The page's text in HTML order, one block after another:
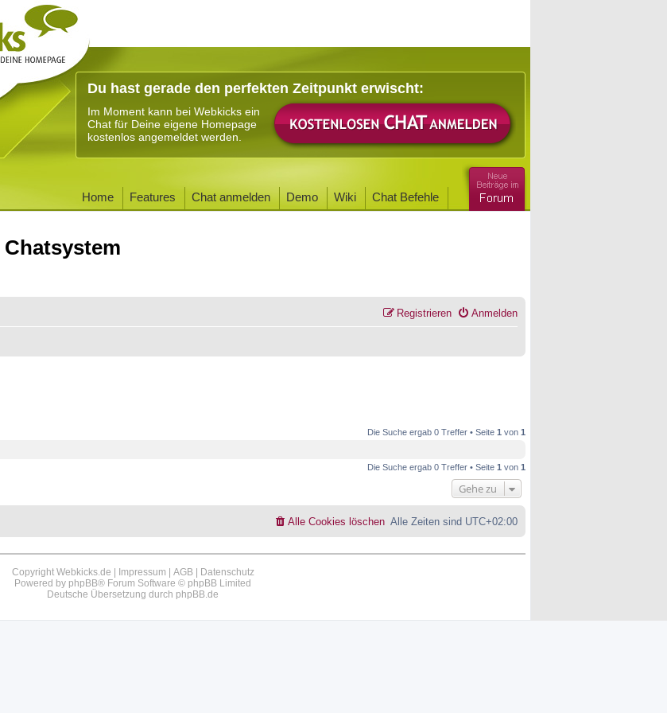
Du hast gerade den perfekten Zeitpunkt erwischt:
Im Moment kann bei Webkicks ein
Chat für Deine eigene Homepage
kostenlos angemeldet werden.
Home Features Chat anmelden Demo Wiki Chat Befehle
Chatsystem
Anmelden
Registrieren
Die Suche ergab 0 Treffer • Seite 1 von 1
Die Suche ergab 0 Treffer • Seite 1 von 1
Gehe zu
Alle Zeiten sind UTC+02:00
Alle Cookies löschen
Copyright Webkicks.de | Impressum | AGB| Datenschutz
Powered by phpBB® Forum Software © phpBB Limited
Deutsche Übersetzung durch phpBB.de